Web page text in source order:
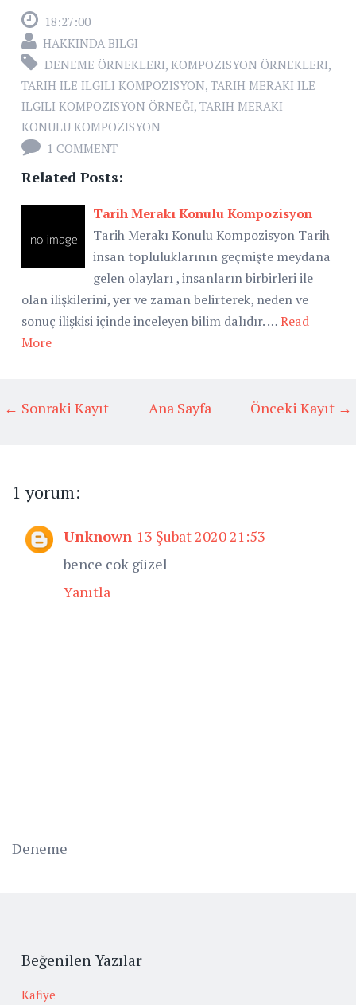
18:27:00
HAKKINDA BILGI
DENEME ÖRNEKLERI, KOMPOZISYON ÖRNEKLERI,
TARIH ILE ILGILI KOMPOZISYON, TARIH MERAKI ILE
ILGILI KOMPOZISYON ÖRNEĞI, TARIH MERAKI
KONULU KOMPOZISYON
1 COMMENT
Related Posts:
Tarih Merakı Konulu Kompozisyon
Tarih Merakı Konulu Kompozisyon Tarih
insan topluluklarının geçmişte meydana
gelen olayları , insanların birbirleri ile
olan ilişkilerini, yer ve zaman belirterek, neden ve
sonuç ilişkisi içinde inceleyen bilim dalıdır. …Read
More
← Sonraki Kayıt Önceki Kayıt →
Ana Sayfa
1 yorum:
Unknown 13 Şubat 2020 21:53
bence cok güzel
Yanıtla
Deneme
Beğenilen Yazılar
Kafiye